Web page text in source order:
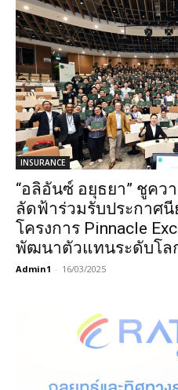
INSURANCE
“อลิอันซ์ อยุธยา” ชูคว
ลัดฟ้าร่วมรับประกาศนี
โครงการ Pinnacle
พัฒนาตัวแทนระดับโล
Admin1 - 16/03/2025